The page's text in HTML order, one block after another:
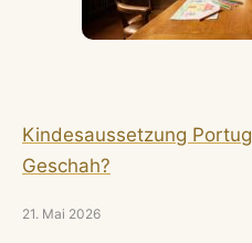
Kindesaussetzung
Geschah?
21. Mai 2026